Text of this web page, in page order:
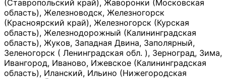
(Ставропольский край), Жаворонки (Московская
область), Железноводск, Железногорск
(Красноярский край), Железногорск (Курская
область), Железнодорожный (Калининградская
область), Жуков, Западная Двина, Заполярный,
Зеленогорск ( Ленинградская обл. ), Зерноград, Зима,
Ивангород, Иваново, Ижевское (Калининградская
область), Иланский, Ильино (Нижегородская